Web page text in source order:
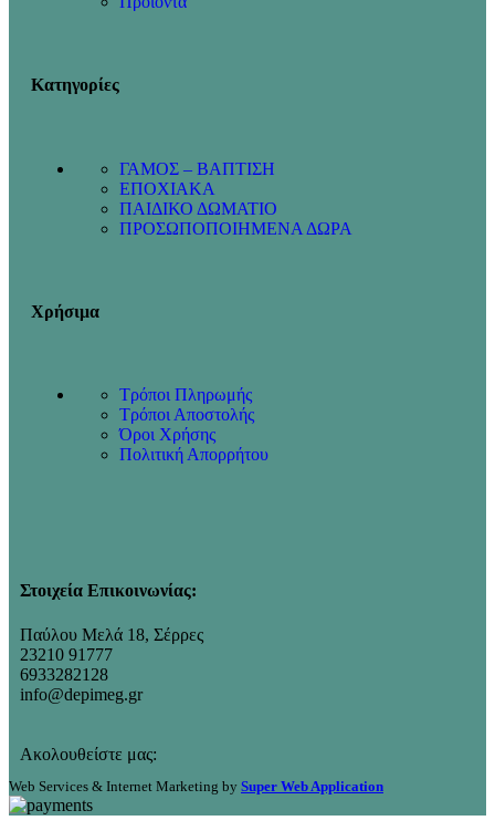
Κατηγορίες
ΓΑΜΟΣ – ΒΑΠΤΙΣΗ
ΕΠΟΧΙΑΚΑ
ΠΑΙΔΙΚΟ ΔΩΜΑΤΙΟ
ΠΡΟΣΩΠΟΠΟΙΗΜΕΝΑ ΔΩΡΑ
Χρήσιμα
Τρόποι Πληρωμής
Τρόποι Αποστολής
Όροι Χρήσης
Πολιτική Απορρήτου
Στοιχεία Επικοινωνίας:
Παύλου Μελά 18, Σέρρες
23210 91777
6933282128
info@depimeg.gr
Ακολουθείστε μας:
Web Services & Internet Marketing by Super Web Application